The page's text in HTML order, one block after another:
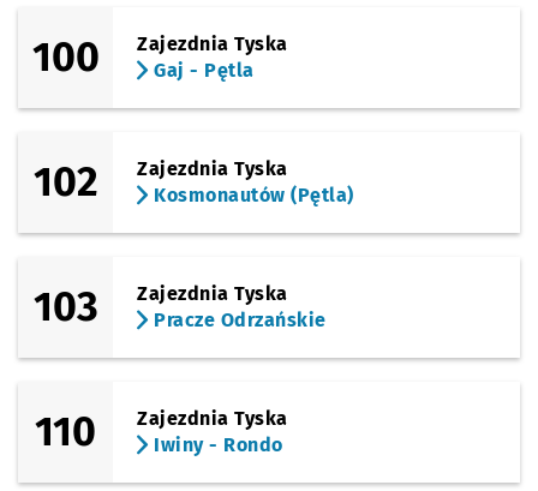
100
Zajezdnia Tyska
Gaj - Pętla
102
Zajezdnia Tyska
Kosmonautów (Pętla)
103
Zajezdnia Tyska
Pracze Odrzańskie
110
Zajezdnia Tyska
Iwiny - Rondo